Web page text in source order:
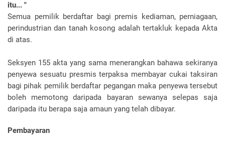
itu... "
Semua pemilik berdaftar bagi premis kediaman, perniagaan,
perindustrian dan tanah kosong adalah tertakluk kepada Akta
di atas.
Seksyen 155 akta yang sama menerangkan bahawa sekiranya
penyewa sesuatu presmis terpaksa membayar cukai taksiran
bagi pihak pemilik berdaftar pegangan maka penyewa tersebut
boleh memotong daripada bayaran sewanya selepas saja
daripada itu berapa saja amaun yang telah dibayar.
Pembayaran